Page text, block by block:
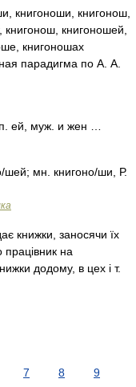
книгоноши, книгонош,
книгоношей,
книгоношах
парадигма по А. А.
ей, муж. и жен …
мн. книгоно/ши, Р.
книжки, заносячи їх
на
додому, в цех і т.
7 8
9